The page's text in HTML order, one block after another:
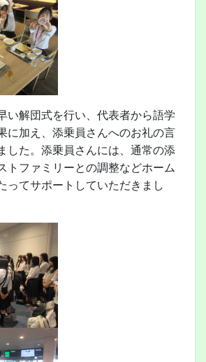
い解団式を行い、代表者から語学
に加え、添乗員さんへのお礼の言
した。添乗員さんには、通常の添
トファミリーとの調整などホーム
ってサポートしていただきまし